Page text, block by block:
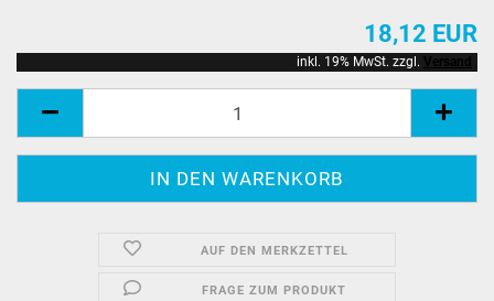
18,12 EUR
inkl. 19% MwSt. zzgl. Versand
AUF DEN MERKZETTEL
FRAGE ZUM PRODUKT